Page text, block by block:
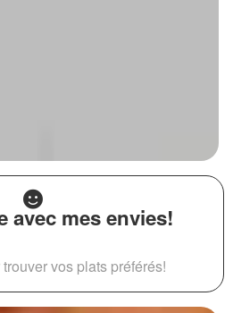
avec mes envies!
vos plats préférés!